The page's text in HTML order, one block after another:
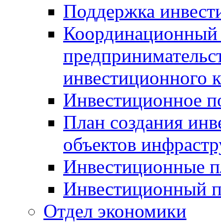
Поддержка
Координационный
инвестиционного
Инвестиционное
План создания
объектов
Инвестиционные
Инвестиционный
Отдел экономики